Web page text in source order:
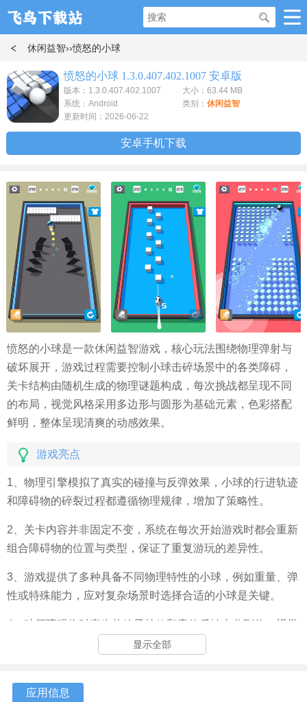
休闲益智››愤怒的小球
愤怒的小球 1.3.0.407.402.1007 安卓版
版本：1.3.0.407.402.1007
大小：63.44 MB
系统：Android
类别： 休闲益智
更新时间：2026-06-22
安卓手机下载
愤怒的小球是一款休闲益智游戏，核心玩法围绕物理弹射与
破坏展开，游戏过程需要控制小球击碎场景中的各类障碍，
关卡结构由随机生成的物理谜题构成，每次挑战都呈现不同
的布局，视觉风格采用多边形与圆形为基础元素，色彩搭配
鲜明，整体呈现清爽的动感效果。
游戏亮点
1、物理引擎模拟了真实的碰撞与反弹效果，小球的行进轨迹
和障碍物的碎裂过程都遵循物理规律，增加了策略性。
2、关卡内容并非固定不变，系统在每次开始游戏时都会重新
组合障碍物的位置与类型，保证了重复游玩的差异性。
3、游戏提供了多种具备不同物理特性的小球，例如重量、弹
性或特殊能力，应对复杂场景时选择合适的小球是关键。
4、破坏障碍物时产生的粒子特效和音效反馈十分到位，视觉
与听觉的双重刺激有效强化了击碎目标时的满足感。
显示全部
应用信息